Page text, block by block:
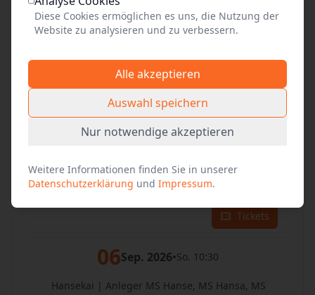
Hansekai | Anleger MS Hanse, MS Hansa, MS
Lübeck
Tickets
05Sep. 2026•Sa. 10:30
Hermes
Lübeck
Tickets
06Sep. 2026•So. 10:30
Hansekai | Anleger MS Hanse, MS Hansa, MS
Diese Cookies ermöglichen es uns, die Nutzung der
Website zu analysieren und zu verbessern.
Alle akzeptieren
Auswahl speichern
Nur notwendige akzeptieren
Weitere Informationen finden Sie in unserer
Datenschutzerklärung und Impressum.